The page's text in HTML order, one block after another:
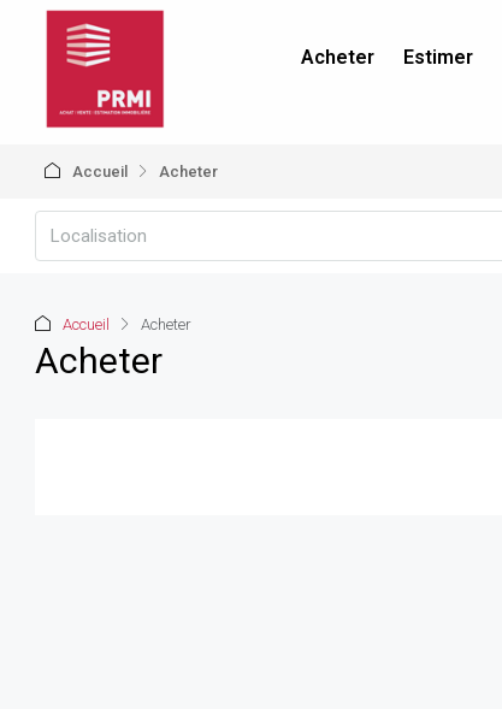
Acheter Estimer
Accueil Acheter
Localisation
Accueil Acheter
Acheter